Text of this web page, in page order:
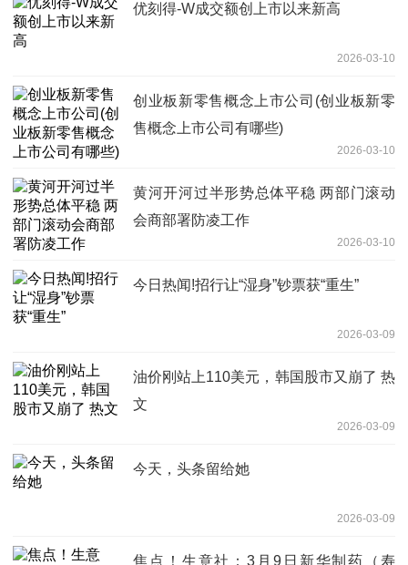
优刻得-W成交额创上市以来新高
2026-03-10
创业板新零售概念上市公司(创业板新零
售概念上市公司有哪些)
2026-03-10
黄河开河过半形势总体平稳 两部门滚动
会商部署防凌工作
2026-03-10
今日热闻!招行让“湿身”钞票获“重生”
2026-03-09
油价刚站上110美元，韩国股市又崩了 热
文
2026-03-09
今天，头条留给她
2026-03-09
焦点！生意社：3月9日新华制药（寿